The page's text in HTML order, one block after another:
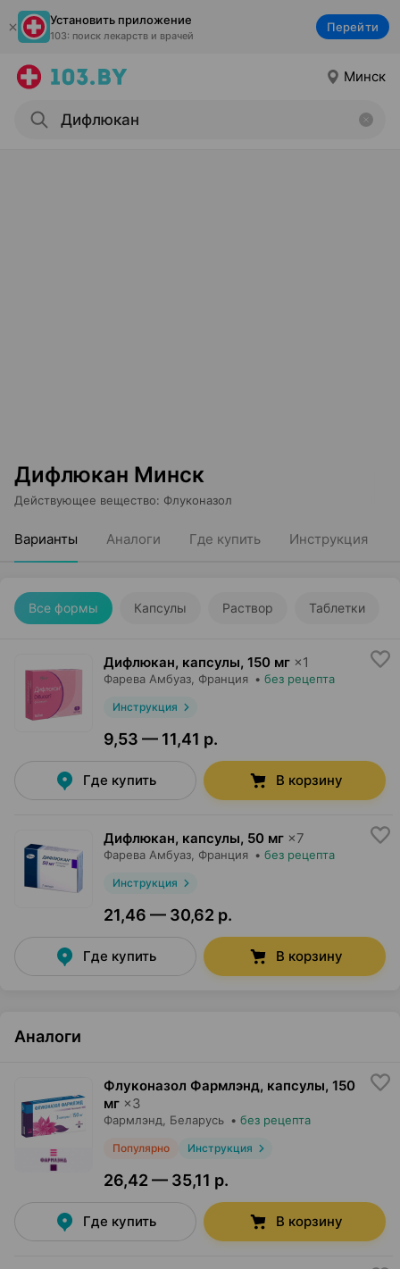
Установить приложение
103: поиск лекарств и врачей
Перейти
Минск
Дифлюкан Минск
Действующее вещество: Флуконазол
Варианты Аналоги Где купить Инструкция
Все формы Капсулы Раствор Таблетки
Дифлюкан, капсулы, 150 мг ×1
Фарева Амбуаз , Франция • без рецепта
Инструкция
9,53 — 11,41 р.
Где купить В корзину
Дифлюкан, капсулы, 50 мг ×7
Фарева Амбуаз , Франция • без рецепта
Инструкция
21,46 — 30,62 р.
Где купить В корзину
Аналоги
Флуконазол Фармлэнд, капсулы, 150
мг ×3
Фармлэнд , Беларусь • без рецепта
Популярно Инструкция
26,42 — 35,11 р.
Где купить В корзину